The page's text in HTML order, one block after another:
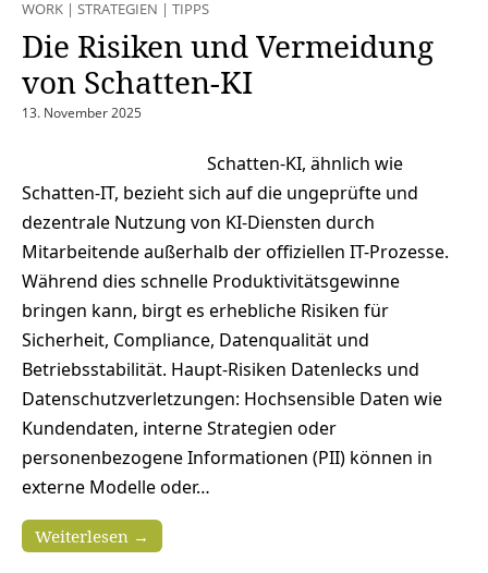
WORK | STRATEGIEN | TIPPS
Die Risiken und Vermeidung
von Schatten-KI
13. November 2025
Schatten-KI, ähnlich wie
Schatten-IT, bezieht sich auf die ungeprüfte und
dezentrale Nutzung von KI-Diensten durch
Mitarbeitende außerhalb der offiziellen IT-Prozesse.
Während dies schnelle Produktivitätsgewinne
bringen kann, birgt es erhebliche Risiken für
Sicherheit, Compliance, Datenqualität und
Betriebsstabilität. Haupt-Risiken Datenlecks und
Datenschutzverletzungen: Hochsensible Daten wie
Kundendaten, interne Strategien oder
personenbezogene Informationen (PII) können in
externe Modelle oder…
Weiterlesen →